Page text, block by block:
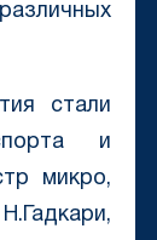
стали
и
микро,